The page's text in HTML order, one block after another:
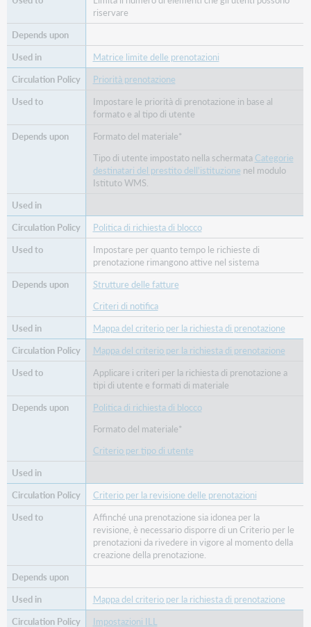
riservare
Matrice limite delle prenotazioni
Priorità prenotazione
Impostare le priorità di prenotazione in base al
formato e al tipo di utente
Formato del materiale*
Tipo di utente impostato nella schermata Categorie
destinatari del prestito dell'istituzione nel modulo
Istituto WMS.
Politica di richiesta di blocco
Impostare per quanto tempo le richieste di
prenotazione rimangono attive nel sistema
Strutture delle fatture
Criteri di notifica
Mappa del criterio per la richiesta di prenotazione
Mappa del criterio per la richiesta di prenotazione
Applicare i criteri per la richiesta di prenotazione a
tipi di utente e formati di materiale
Politica di richiesta di blocco
Formato del materiale*
Criterio per tipo di utente
Criterio per la revisione delle prenotazioni
Affinché una prenotazione sia idonea per la
revisione, è necessario disporre di un Criterio per le
prenotazioni da rivedere in vigore al momento della
creazione della prenotazione.
Mappa del criterio per la richiesta di prenotazione
Impostazioni ILL